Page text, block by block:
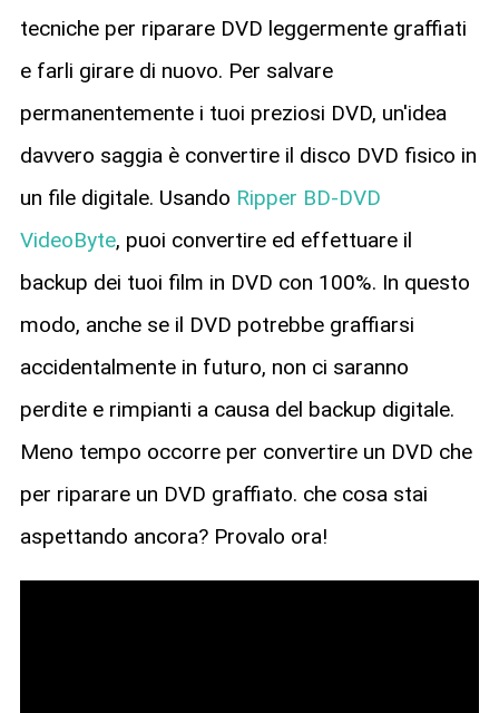
tecniche per riparare DVD leggermente graffiati
e farli girare di nuovo. Per salvare
permanentemente i tuoi preziosi DVD, un'idea
davvero saggia è convertire il disco DVD fisico in
un file digitale. Usando Ripper BD-DVD
VideoByte, puoi convertire ed effettuare il
backup dei tuoi film in DVD con 100%. In questo
modo, anche se il DVD potrebbe graffiarsi
accidentalmente in futuro, non ci saranno
perdite e rimpianti a causa del backup digitale.
Meno tempo occorre per convertire un DVD che
per riparare un DVD graffiato. che cosa stai
aspettando ancora? Provalo ora!